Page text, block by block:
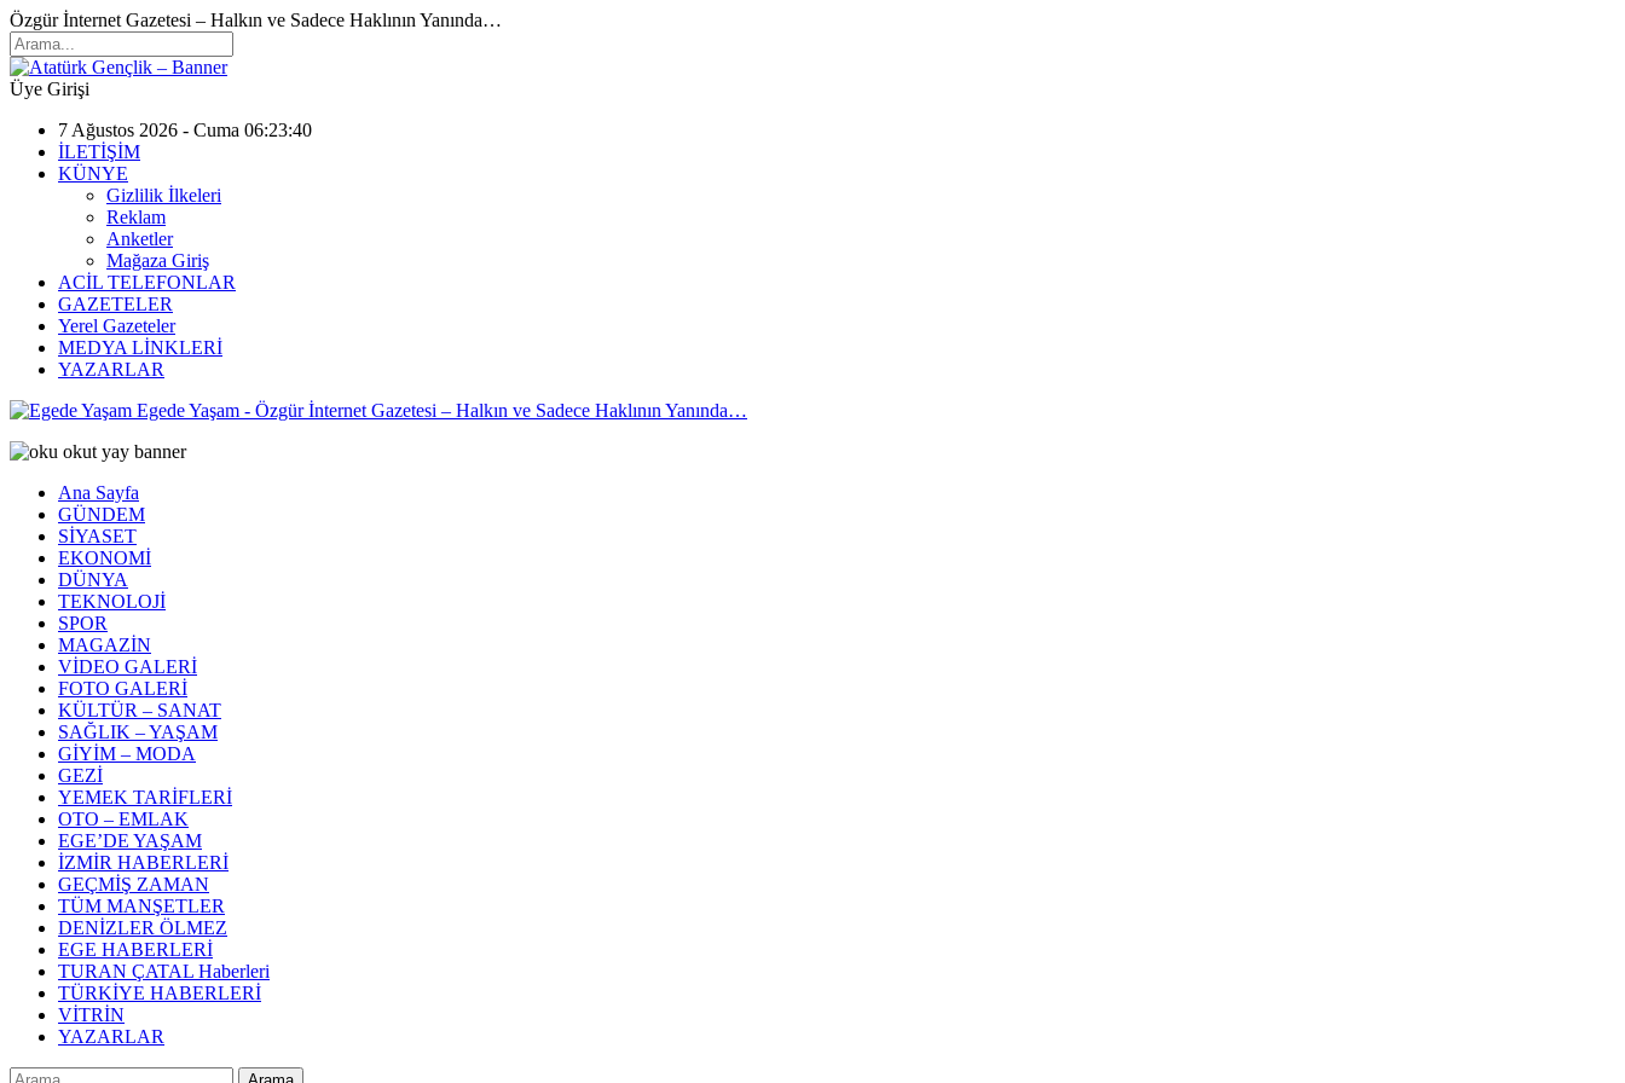
Özgür İnternet Gazetesi – Halkın ve Sadece Haklının Yanında…
Üye Girişi
7 Ağustos 2026 - Cuma 06:23:40
İLETİŞİM
KÜNYE
Gizlilik İlkeleri
Reklam
Anketler
Mağaza Giriş
ACİL TELEFONLAR
GAZETELER
Yerel Gazeteler
MEDYA LİNKLERİ
YAZARLAR
Egede Yaşam - Özgür İnternet Gazetesi – Halkın ve Sadece Haklının Yanında…
Ana Sayfa
GÜNDEM
SİYASET
EKONOMİ
DÜNYA
TEKNOLOJİ
SPOR
MAGAZİN
VİDEO GALERİ
FOTO GALERİ
KÜLTÜR – SANAT
SAĞLIK – YAŞAM
GİYİM – MODA
GEZİ
YEMEK TARİFLERİ
OTO – EMLAK
EGE’DE YAŞAM
İZMİR HABERLERİ
GEÇMİŞ ZAMAN
TÜM MANŞETLER
DENİZLER ÖLMEZ
EGE HABERLERİ
TURAN ÇATAL Haberleri
TÜRKİYE HABERLERİ
VİTRİN
YAZARLAR